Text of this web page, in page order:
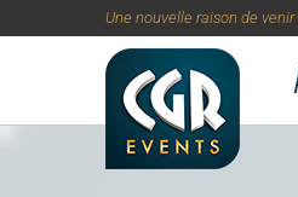
Aller au contenu principal
Une nouvelle raison de